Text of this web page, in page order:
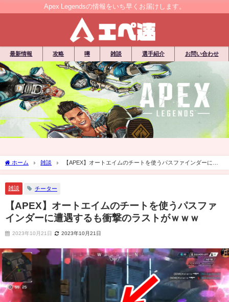
Apex Legendsの情報をいち早くお届けします。
最新情報 攻略 噂 雑談 選手紹介 お問い合わせ
ホーム 雑談
【APEX】オートエイムのチートを使うパスファインダーに遭
遇するも衝撃のラストがｗｗｗ
雑談 チーター
【APEX】オートエイムのチートを使うパスファ
インダーに遭遇するも衝撃のラストがｗｗｗ
2023年10月21日 2023年10月21日